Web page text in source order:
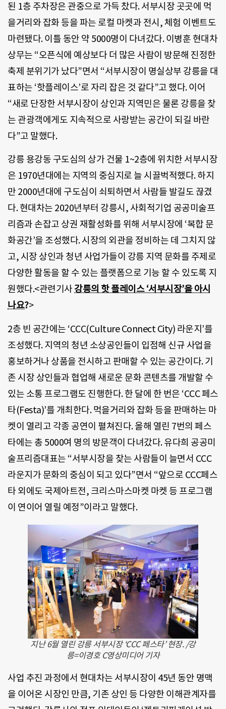
된 1층 주차장은 관중으로 가득 찼다. 서부시장 곳곳에 먹
을거리와 잡화 등을 파는 로컬 마켓과 전시, 체험 이벤트도
마련됐다. 이틀 동안 약 5000명이 다녀갔다. 이병훈 현대차
상무는 “오픈식에 예상보다 더 많은 사람이 방문해 진정한
축제 분위기가 났다”면서 “서부시장이 명실상부 강릉을 대
표하는 ‘핫플레이스’로 자리 잡은 것 같다”고 했다. 이어
“새로 단장한 서부시장이 상인과 지역민은 물론 강릉을 찾
는 관광객에게도 지속적으로 사랑받는 공간이 되길 바란
다”고 말했다.
강릉 용강동 구도심의 상가 건물 1~2층에 위치한 서부시장
은 1970년대에는 지역의 중심지로 늘 시끌벅적했다. 하지
만 2000년대에 구도심이 쇠퇴하면서 사람들 발길도 끊겼
다. 현대차는 2020년부터 강릉시, 사회적기업 공공미술프
리즘과 손잡고 상권 재활성화를 위해 서부시장에 ‘복합 문
화공간’을 조성했다. 시장의 외관을 정비하는 데 그치지 않
고, 시장 상인과 청년 사업가들이 강릉 지역 문화를 주제로
다양한 활동을 할 수 있는 플랫폼으로 기능 할 수 있도록 지
원했다.<관련기사 강릉의 핫 플레이스 ‘서부시장’을 아시
나요?>
2층 빈 공간에는 ‘CCC(Culture Connect City) 라운지’를
조성했다. 지역의 청년 소상공인들이 입점해 신규 사업을
홍보하거나 상품을 전시하고 판매할 수 있는 공간이다. 기
존 시장 상인들과 협업해 새로운 문화 콘텐츠를 개발할 수
있는 소통 프로그램도 진행한다. 한 달에 한 번은 ‘CCC 페스
타(Festa)’를 개최한다. 먹을거리와 잡화 등을 판매하는 마
켓이 열리고 각종 공연이 펼쳐진다. 올해 열린 7번의 페스
타에는 총 5000여 명의 방문객이 다녀갔다. 유다희 공공미
술프리즘대표는 “서부시장을 찾는 사람들이 늘면서 CCC
라운지가 문화의 중심이 되고 있다”면서 “앞으로 CCC페스
타 외에도 국제아트전, 크리스마스마켓 마켓 등 프로그램
이 연이어 열릴 예정”이라고 말했다.
지난 6월 열린 강릉 서부시장 ‘CCC 페스타’ 현장. /강
릉=이경호 C영상미디어 기자
사업 추진 과정에서 현대차는 서부시장이 45년 동안 명맥
을 이어온 시장인 만큼, 기존 상인 등 다양한 이해관계자를